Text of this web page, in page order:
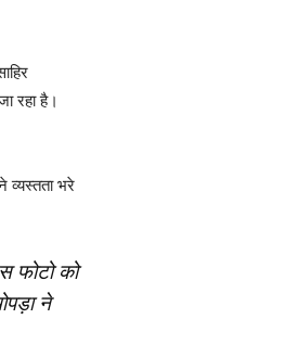
रहा है।
व्‍यस्‍तता भरे
फोटो को
ने